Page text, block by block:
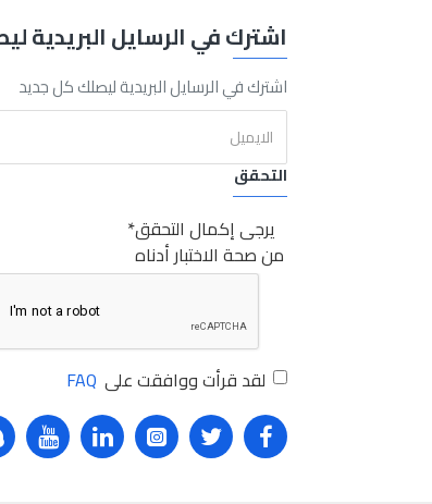
اشترك في الرسايل البريدية
اشترك في الرسايل البريدية ليصلك كل جديد
التحقق
يرجى إكمال التحقق
من صحة الاختبار أدناه
لقد قرأت ووافقت على FAQ
Sabry Stores.شنطة عدة صاج في بلاستيك شنطة عدة